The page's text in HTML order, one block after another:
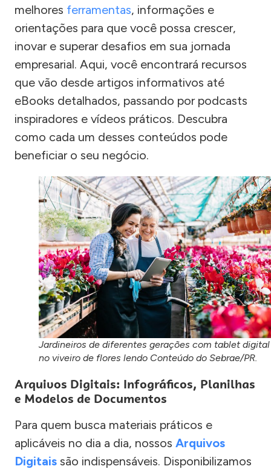
melhores ferramentas, informações e
orientações para que você possa crescer,
inovar e superar desafios em sua jornada
empresarial. Aqui, você encontrará recursos
que vão desde artigos informativos até
eBooks detalhados, passando por podcasts
inspiradores e vídeos práticos. Descubra
como cada um desses conteúdos pode
beneficiar o seu negócio.
Jardineiros de diferentes gerações com tablet digital
no viveiro de flores lendo Conteúdo do Sebrae/PR.
Arquivos Digitais: Infográficos, Planilhas
e Modelos de Documentos
Para quem busca materiais práticos e
aplicáveis no dia a dia, nossos Arquivos
Digitais são indispensáveis. Disponibilizamos